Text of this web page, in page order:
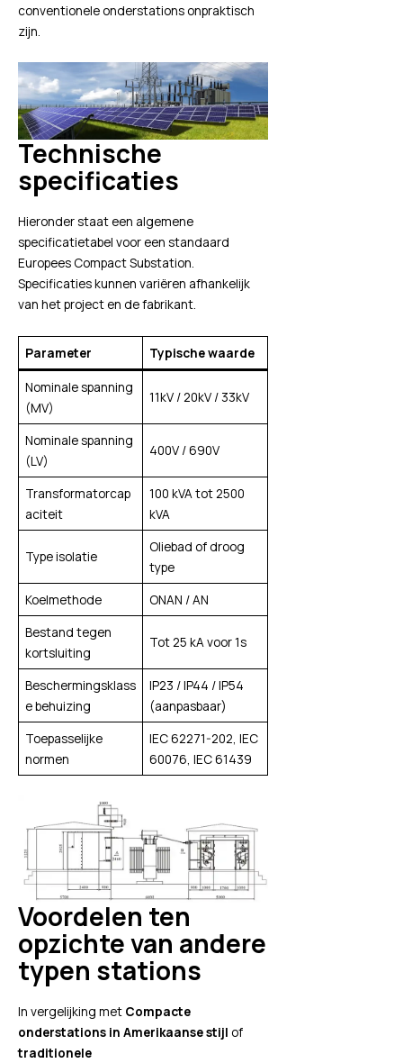
conventionele onderstations onpraktisch
zijn.
Technische
specificaties
Hieronder staat een algemene
specificatietabel voor een standaard
Europees Compact Substation.
Specificaties kunnen variëren afhankelijk
van het project en de fabrikant.
Parameter
Typische waarde
Nominale spanning
(MV)
11kV / 20kV / 33kV
Nominale spanning
(LV)
400V / 690V
Transformatorcap
aciteit
100 kVA tot 2500
kVA
Type isolatie
Oliebad of droog
type
Koelmethode
ONAN / AN
Bestand tegen
kortsluiting
Tot 25 kA voor 1s
Beschermingsklass
e behuizing
IP23 / IP44 / IP54
(aanpasbaar)
Toepasselijke
normen
IEC 62271-202, IEC
60076, IEC 61439
Voordelen ten
opzichte van andere
typen stations
In vergelijking met Compacte
onderstations in Amerikaanse stijl of
traditionele